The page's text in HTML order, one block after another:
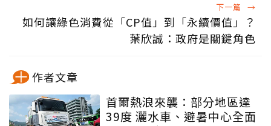
下一篇 →
如何讓綠色消費從「CP值」到「永續價值」？
葉欣誠：政府是關鍵角色
作者文章
首爾熱浪來襲：部分地區達
39度 灑水車、避暑中心全面